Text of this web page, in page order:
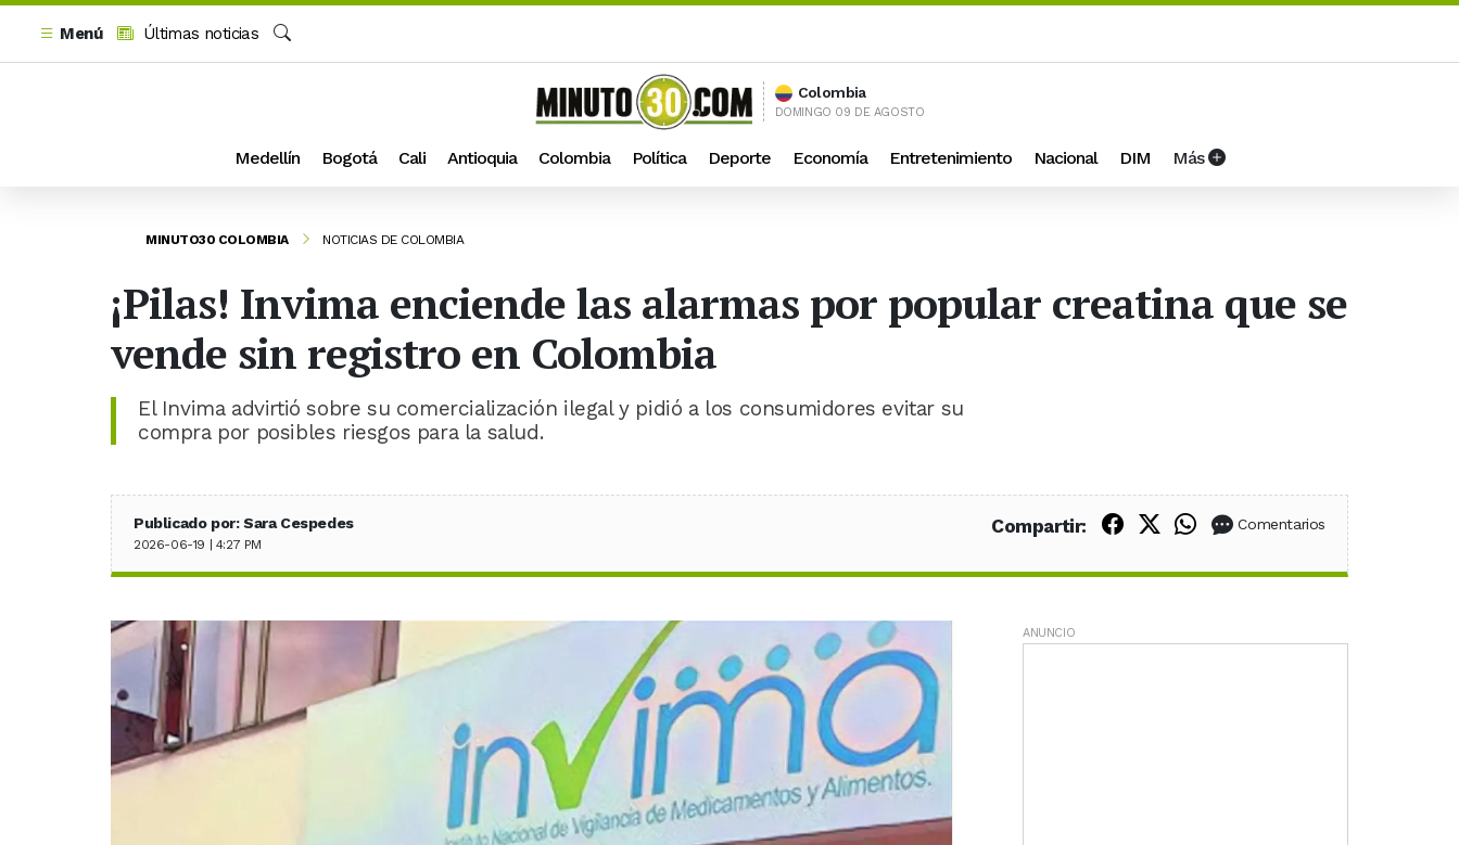
Menú
Últimas noticias
Buscar
Colombia
DOMINGO 09 DE AGOSTO
Medellín Bogotá Cali Antioquia Colombia Política Deporte Economía Entretenimiento Nacional DIM Más
MINUTO30 COLOMBIA NOTICIAS DE COLOMBIA
¡Pilas! Invima enciende las alarmas por popular creatina que se
vende sin registro en Colombia
El Invima advirtió sobre su comercialización ilegal y pidió a los consumidores evitar su
compra por posibles riesgos para la salud.
Publicado por: Sara Cespedes
2026-06-19 | 4:27 PM
Compartir: Compartir en Facebook
Compartir en X (Twitter)
Compartir en WhatsApp
Comentarios
ANUNCIO